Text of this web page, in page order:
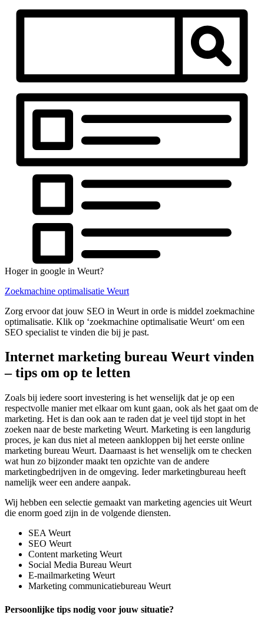
Hoger in google in Weurt?
Zoekmachine optimalisatie Weurt
Zorg ervoor dat jouw SEO in Weurt in orde is middel zoekmachine
optimalisatie. Klik op ‘zoekmachine optimalisatie Weurt‘ om een
SEO specialist te vinden die bij je past.
Internet marketing bureau Weurt vinden
– tips om op te letten
Zoals bij iedere soort investering is het wenselijk dat je op een
respectvolle manier met elkaar om kunt gaan, ook als het gaat om de
marketing. Het is dan ook aan te raden dat je veel tijd stopt in het
zoeken naar de beste marketing Weurt. Marketing is een langdurig
proces, je kan dus niet al meteen aankloppen bij het eerste online
marketing bureau Weurt. Daarnaast is het wenselijk om te checken
wat hun zo bijzonder maakt ten opzichte van de andere
marketingbedrijven in de omgeving. Ieder marketingbureau heeft
namelijk weer een andere aanpak.
Wij hebben een selectie gemaakt van marketing agencies uit Weurt
die enorm goed zijn in de volgende diensten.
SEA Weurt
SEO Weurt
Content marketing Weurt
Social Media Bureau Weurt
E-mailmarketing Weurt
Marketing communicatiebureau Weurt
Persoonlijke tips nodig voor jouw situatie?